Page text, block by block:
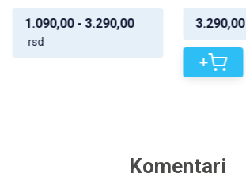
1.090,00 - 3.290,00
rsd
3.290,00
+
Komentari